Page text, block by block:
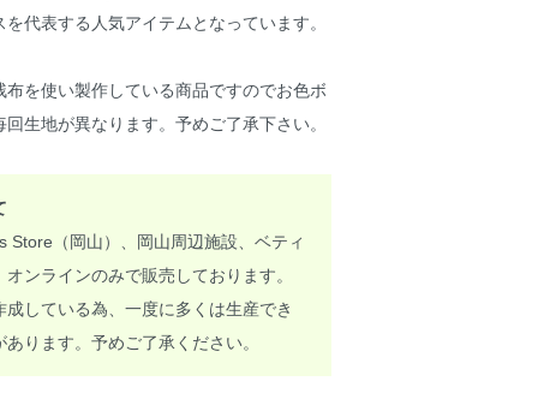
代表する人気アイテムとなっています。
を使い製作している商品ですのでお色ボ
生地が異なります。予めご了承下さい。
Store（岡山）、岡山周辺施設、ベティ
ンラインのみで販売しております。
している為、一度に多くは生産でき
ります。予めご了承ください。